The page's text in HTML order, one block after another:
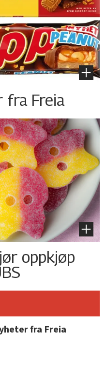
fra Freia
oppkjøp
fra Freia